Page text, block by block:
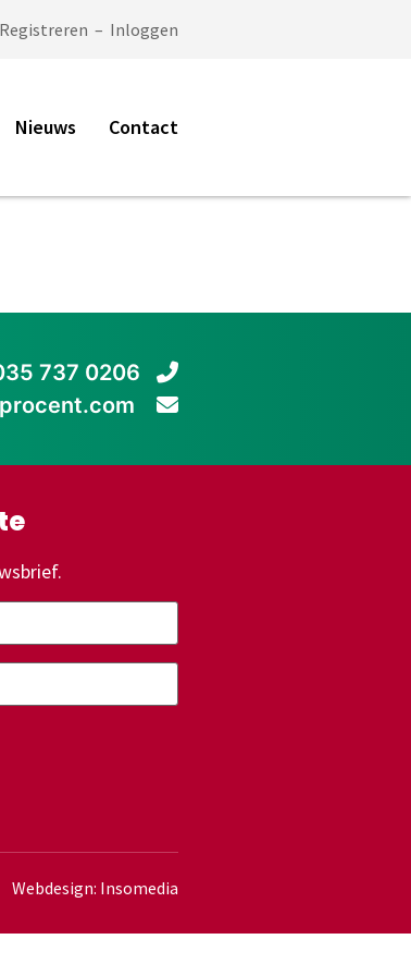
Registreren – Inloggen
Nieuws Contact
737 0206
Webdesign: Insomedia